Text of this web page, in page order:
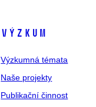
Výzkum
Výzkumná témata
Naše projekty
Publikační činnost